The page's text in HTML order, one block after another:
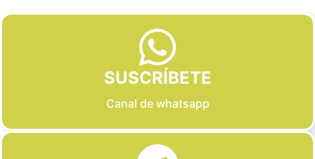
SUSCRÍBETE
Canal de whatsapp